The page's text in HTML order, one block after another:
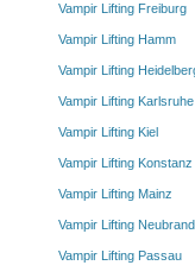
Vampir Lifting Freiburg
Vampir Lifting Hamm
Vampir Lifting
Vampir Lifting Karlsruhe
Vampir Lifting Kiel
Vampir Lifting Konstanz
Vampir Lifting Mainz
Vampir Lifting
Vampir Lifting Passau